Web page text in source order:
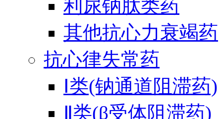
利尿钠肽类药
其他抗心力衰竭药
抗心律失常药
Ⅰ类(钠通道阻滞药)
Ⅱ类(β受体阻滞药)